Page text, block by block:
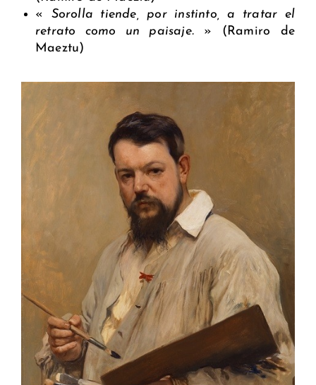
« Sorolla tiende, por instinto, a tratar el
retrato como un paisaje. » (Ramiro de
Maeztu)